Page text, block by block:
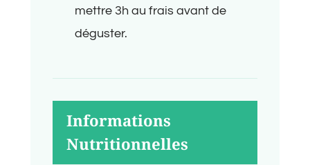
mettre 3h au frais avant de
déguster.
Informations
Nutritionnelles